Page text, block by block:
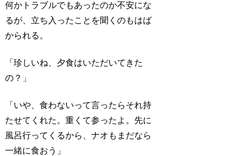
何かトラブルでもあったのか不安にな
るが、立ち入ったことを聞くのもはば
かられる。
「珍しいね、夕食はいただいてきた
の？」
「いや、食わないって言ったらそれ持
たせてくれた。重くて参ったよ。先に
風呂行ってくるから、ナオもまだなら
一緒に食おう」